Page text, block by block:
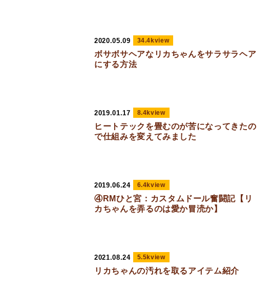
2020.05.09 34.4kview
ボサボサヘアなリカちゃんをサラサラヘア
にする方法
2019.01.17 8.4kview
ヒートテックを畳むのが苦になってきたの
で仕組みを変えてみました
2019.06.24 6.4kview
④RMひと宮：カスタムドール奮闘記【リ
カちゃんを弄るのは愛か冒涜か】
2021.08.24 5.5kview
リカちゃんの汚れを取るアイテム紹介